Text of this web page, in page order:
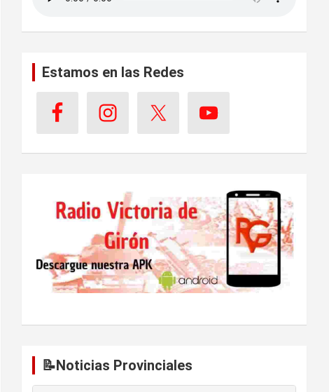
Estamos en las Redes
📝Noticias Provinciales